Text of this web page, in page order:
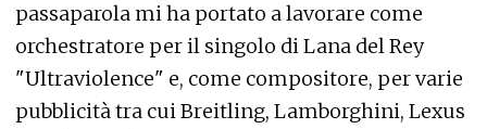
passaparola mi ha portato a lavorare come
orchestratore per il singolo di Lana del Rey
"Ultraviolence" e, come compositore, per varie
pubblicità tra cui Breitling, Lamborghini, Lexus